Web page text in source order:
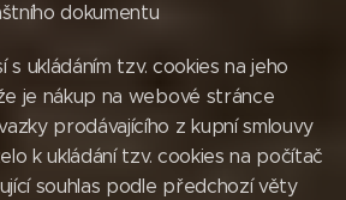
dokumentu
s ukládáním tzv. cookies na jeho
je nákup na webové stránce
prodávajícího z kupní smlouvy
k ukládání tzv. cookies na počítač
souhlas podle předchozí věty